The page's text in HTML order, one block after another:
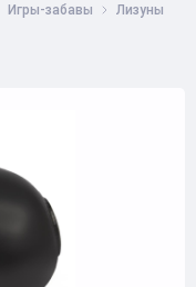
Игры-забавы Лизуны